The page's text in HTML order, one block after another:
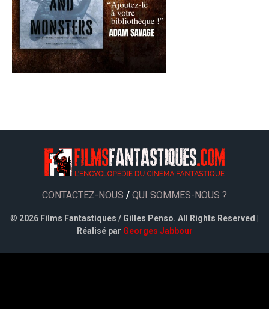
CONTACTEZ-NOUS / QUI SOMMES-NOUS ?
© 2026 Films Fantastiques / Gilles Penso. All Rights Reserved |
Réalisé par Georges Jabbour